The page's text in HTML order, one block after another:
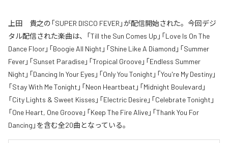
上田 貴之の「SUPER DISCO FEVER」が配信開始された。今回デジ
タル配信された楽曲は、「Till the Sun Comes Up」「Love Is On The
Dance Floor」「Boogie All Night」「Shine Like A Diamond」「Summer
Fever」「Sunset Paradise」「Tropical Groove」「Endless Summer
Night」「Dancing In Your Eyes」「Only You Tonight」「You're My Destiny」
「Stay With Me Tonight」「Neon Heartbeat」「Midnight Boulevard」
「City Lights & Sweet Kisses」「Electric Desire」「Celebrate Tonight」
「One Heart, One Groove」「Keep The Fire Alive」「Thank You For
Dancing」を含む全20曲となっている。